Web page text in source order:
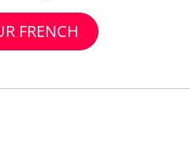
FRENCH